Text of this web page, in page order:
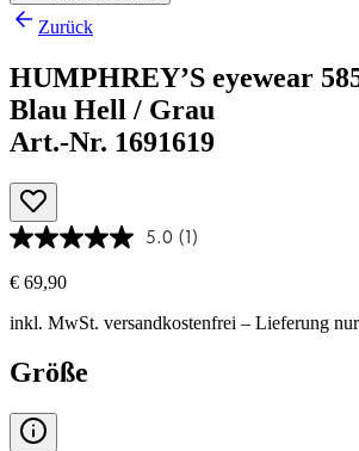
Zurück
HUMPHREY’S eyewear
Blau Hell / Grau
Art.-Nr. 1691619
5.0 (1)
€ 69,90
inkl. MwSt. versandkostenfrei – Lieferung
Größe